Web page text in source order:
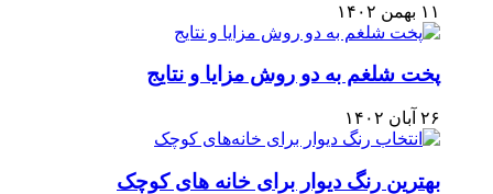
۱۱ بهمن ۱۴۰۲
پخت شلغم به دو روش مزایا و نتایج
۲۶ آبان ۱۴۰۲
بهترین رنگ دیوار برای خانه های کوچک